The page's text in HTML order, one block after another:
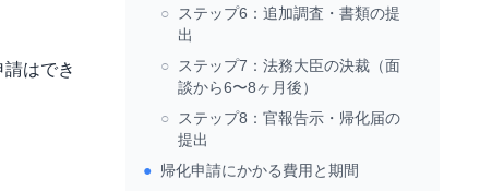
はでき
○
ステップ6：追加調査・書類の提
出
○
ステップ7：法務大臣の決裁（面
談から6〜8ヶ月後）
○
ステップ8：官報告示・帰化届の
提出
● 帰化申請にかかる費用と期間